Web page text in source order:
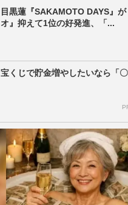
目黒蓮『SAKAMOTO DAYS』
オ』抑えて1位の好発進、「...
宝くじで貯金増やしたいなら「〇